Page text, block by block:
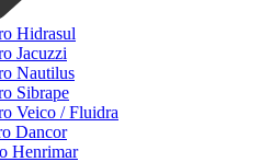
Hidrasul
Jacuzzi
Nautilus
Sibrape
Veico / Fluidra
Dancor
Henrimar